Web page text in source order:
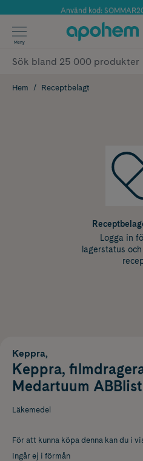
Årets Butik 2025
Använd kod:
✓ Fri
✓ Poäng på
Meny
Hem Receptbelagt
Logga in
lagerstatus
Keppra,
Keppra,
Medartuum
Läkemedel
För att kunna köpa denna kan du i
Ingår ej i förmån